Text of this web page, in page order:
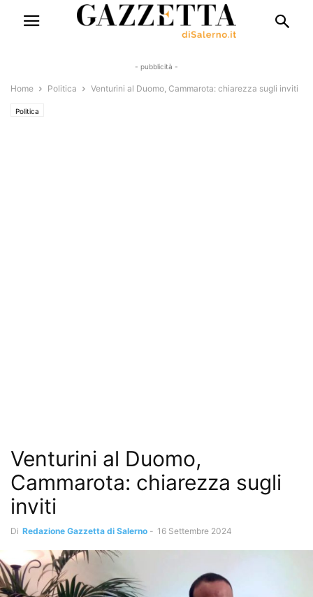
- pubblicità -
Home Politica Venturini al Duomo, Cammarota: chiarezza sugli inviti
Politica
Venturini al Duomo,
Cammarota: chiarezza sugli
inviti
Di Redazione Gazzetta di Salerno - 16 Settembre 2024